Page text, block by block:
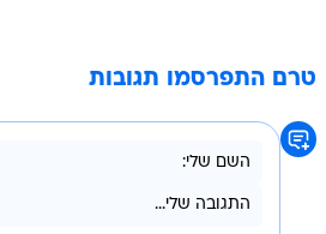
טרם התפרסמו תגובות